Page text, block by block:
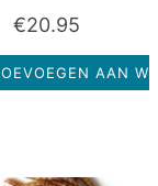
0
uit
5
€20.95
AAN